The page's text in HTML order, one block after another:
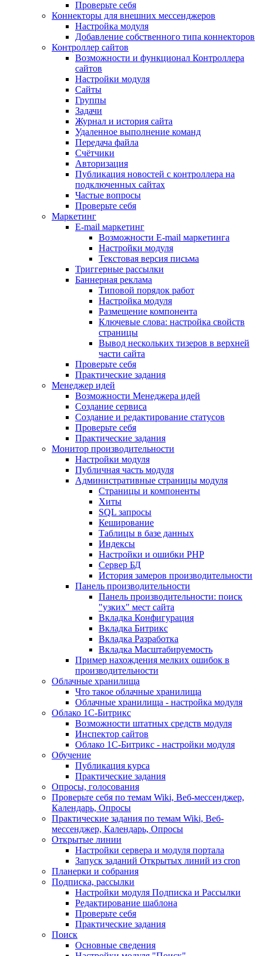
Проверьте себя
Коннекторы для внешних мессенджеров
Настройка модуля
Добавление собственного типа коннекторов
Контроллер сайтов
Возможности и функционал Контроллера
сайтов
Настройки модуля
Сайты
Группы
Задачи
Журнал и история сайта
Удаленное выполнение команд
Передача файла
Счётчики
Авторизация
Публикация новостей с контроллера на
подключенных сайтах
Частые вопросы
Проверьте себя
Маркетинг
E-mail маркетинг
Возможности E-mail маркетинга
Настройки модуля
Текстовая версия письма
Триггерные рассылки
Баннерная реклама
Типовой порядок работ
Настройка модуля
Размещение компонента
Ключевые слова: настройка свойств
страницы
Вывод нескольких тизеров в верхней
части сайта
Проверьте себя
Практические задания
Менеджер идей
Возможности Менеджера идей
Создание сервиса
Создание и редактирование статусов
Проверьте себя
Практические задания
Монитор производительности
Настройки модуля
Публичная часть модуля
Административные страницы модуля
Страницы и компоненты
Хиты
SQL запросы
Кеширование
Таблицы в базе данных
Индексы
Настройки и ошибки PHP
Сервер БД
История замеров производительности
Панель производительности
Панель производительности: поиск
"узких" мест сайта
Вкладка Конфигурация
Вкладка Битрикс
Вкладка Разработка
Вкладка Масштабируемость
Пример нахождения мелких ошибок в
производительности
Облачные хранилища
Что такое облачные хранилища
Облачные хранилища - настройка модуля
Облако 1С-Битрикс
Возможности штатных средств модуля
Инспектор сайтов
Облако 1С-Битрикс - настройки модуля
Обучение
Публикация курса
Практические задания
Опросы, голосования
Проверьте себя по темам Wiki, Веб-мессенджер,
Календарь, Опросы
Практические задания по темам Wiki, Веб-
мессенджер, Календарь, Опросы
Открытые линии
Настройки сервера и модуля портала
Запуск заданий Открытых линий из cron
Планерки и собрания
Подписка, рассылки
Настройки модуля Подписка и Рассылки
Редактирование шаблона
Проверьте себя
Практические задания
Поиск
Основные сведения